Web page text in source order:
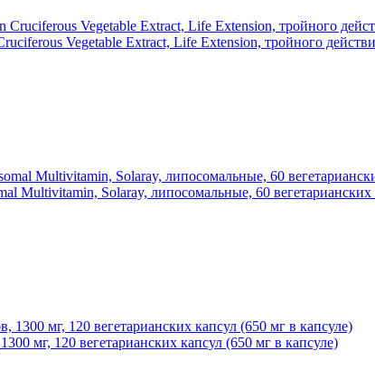
Vegetable Extract, Life Extension, тройного
Multivitamin, Solaray, липосомальные, 60 вегетарианских
мг, 120 вегетарианских капсул (650 мг в капсуле)